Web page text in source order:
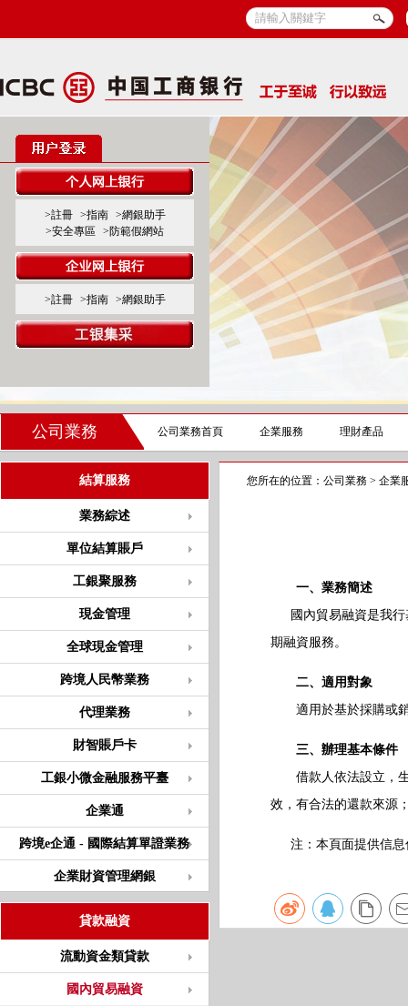
>註冊 >指南
>網銀助手
>安全專區
>防範假網站
>註冊 >指南 >網銀助手
公司業務 公司業務首頁 企業服務 理財產品
結算服務
業務綜述
單位結算賬戶
工銀聚服務
現金管理
全球現金管理
跨境人民幣業務
代理業務
財智賬戶卡
工銀小微金融服務平臺
企業通
跨境e企通 - 國際結算單證業務
企業財資管理網銀
貸款融資
流動資金類貸款
國內貿易融資
您所在的位置： 公司業務 > 企業
一、業務簡述
國內貿易融資是我行
期融資服務。
二、適用對象
適用於基於採購或銷
三、辦理基本條件
借款人依法設立，生
效，有合法的還款來源
注：本頁面提供信息